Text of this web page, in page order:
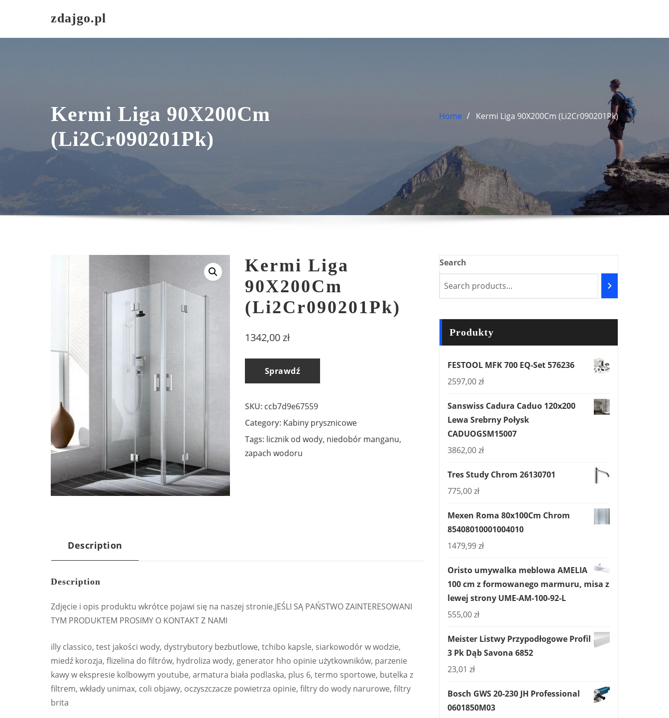
zdajgo.pl
Kermi Liga 90X200Cm
(Li2Cr090201Pk)
Home Kermi Liga 90X200Cm (Li2Cr090201Pk)
Kermi Liga
90X200Cm
(Li2Cr090201Pk)
1342,00zł
Sprawdź
SKU: ccb7d9e67559
Category: Kabiny prysznicowe
Tags: licznik od wody, niedobór manganu,
zapach wodoru
Description
Description
Zdjęcie i opis produktu wkrótce pojawi się na naszej stronie.JEŚLI SĄ PAŃSTWO ZAINTERESOWANI
TYM PRODUKTEM PROSIMY O KONTAKT Z NAMI
illy classico, test jakości wody, dystrybutory bezbutlowe, tchibo kapsle, siarkowodór w wodzie,
miedź korozja, flizelina do filtrów, hydroliza wody, generator hho opinie użytkowników, parzenie
kawy w ekspresie kolbowym youtube, armatura biała podlaska, plus 6, termo sportowe, butelka z
filtrem, wkłady unimax, coli objawy, oczyszczacze powietrza opinie, filtry do wody narurowe, filtry
brita
Search
Produkty
FESTOOL MFK 700 EQ-Set 576236
2597,00zł
Sanswiss Cadura Caduo 120x200
Lewa Srebrny Połysk
CADUOGSM15007
3862,00zł
Tres Study Chrom 26130701
775,00zł
Mexen Roma 80x100Cm Chrom
85408010001004010
1479,99zł
Oristo umywalka meblowa AMELIA
100 cm z formowanego marmuru, misa z
lewej strony UME-AM-100-92-L
555,00zł
Meister Listwy Przypodłogowe Profil
3 Pk Dąb Savona 6852
23,01 zł
Bosch GWS 20-230 JH Professional
0601850M03